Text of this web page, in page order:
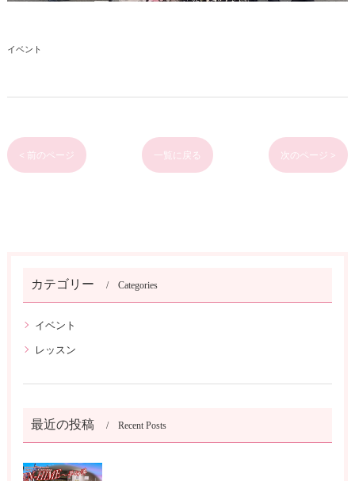
イベント
< 前のページ 一覧に戻る 次のページ >
カテゴリー Categories
イベント
レッスン
最近の投稿 Recent Posts